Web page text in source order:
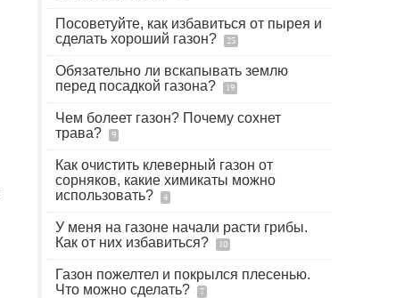
Посоветуйте, как избавиться от пырея и
сделать хороший газон?
23
Обязательно ли вскапывать землю
перед посадкой газона?
19
Чем болеет газон? Почему сохнет
трава?
9
Как очистить клеверный газон от
сорняков, какие химикаты можно
использовать?
4
У меня на газоне начали расти грибы.
Как от них избавиться?
10
Газон пожелтел и покрылся плесенью.
Что можно сделать?
7